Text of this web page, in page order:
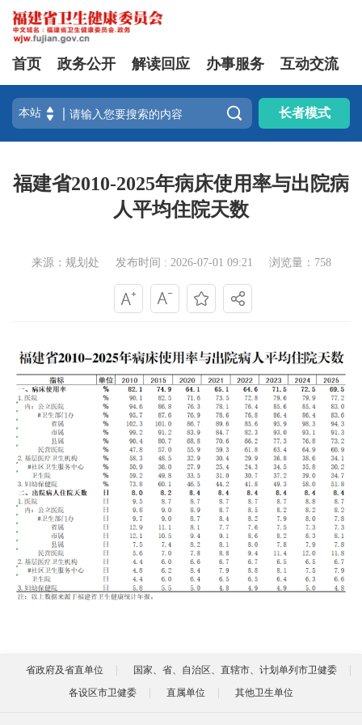
首页 政务公开 解读回应 办事服务 互动交流
 长者模式
福建省2010-2025年病床使用率与出院病
人平均住院天数
来源：规划处 发布时间 : 2026-07-01 09:21 浏览量：758
省政府及省直单位
国家、省、自治区、直辖市、计划单列市卫健委
各设区市卫健委
直属单位 其他卫生单位